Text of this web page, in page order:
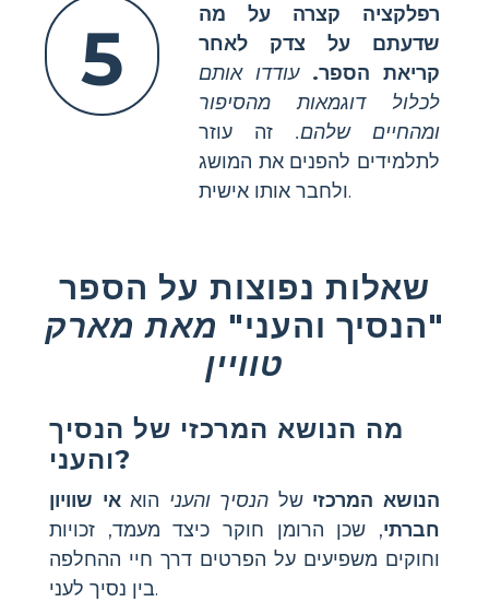
5
רפלקציה קצרה על מה
שדעתם על צדק לאחר
קריאת הספר. עודדו אותם
לכלול דוגמאות מהסיפור
ומהחיים שלהם. זה עוזר
לתלמידים להפנים את המושג
ולחבר אותו אישית.
שאלות נפוצות על הספר
"הנסיך והעני" מאת מארק
טוויין
מה הנושא המרכזי של הנסיך
והעני?
הנושא המרכזי של הנסיך והעני הואאי שוויון
חברתי, שכן הרומן חוקר כיצד מעמד, זכויות
וחוקים משפיעים על הפרטים דרך חיי ההחלפה
בין נסיך לעני.